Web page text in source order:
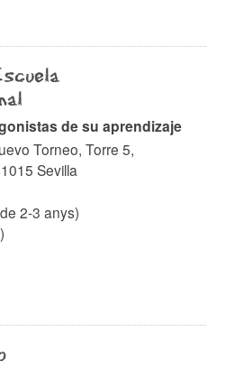
de su aprendizaje
Torneo, Torre 5,
Sevilla
2-3 anys)